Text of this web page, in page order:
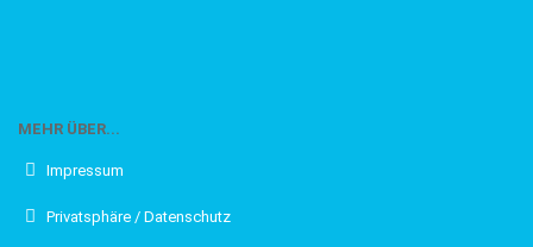
MEHR ÜBER...
Impressum
Privatsphäre / Datenschutz